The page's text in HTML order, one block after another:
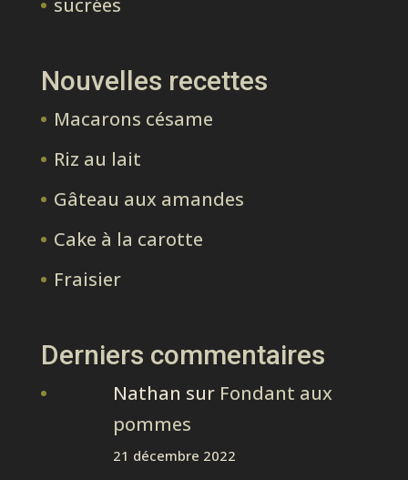
Nouvelles recettes
Macarons césame
Riz au lait
Gâteau aux amandes
Cake à la carotte
Fraisier
Derniers commentaires
Nathan sur Fondant aux
pommes
21 décembre 2022